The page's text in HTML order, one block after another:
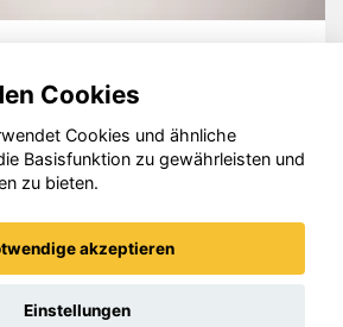
GmbH 2020 - 2026
Cookies
Cookies und ähnliche
Basisfunktion zu gewährleisten und
zu bieten.
akzeptieren
Einstellungen